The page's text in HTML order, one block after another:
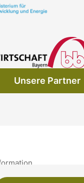
Unsere Partner